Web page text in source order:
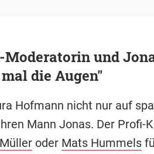
und
die Augen"
Hofmann nicht nur auf
Mann Jonas. Der Profi-
oder Mats Hummels